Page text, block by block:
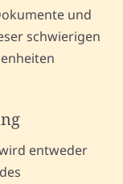
und
schwierigen
entweder